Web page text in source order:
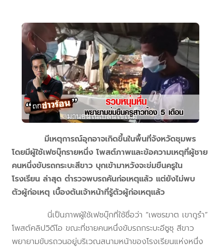
มีเหตุการณ์อุกอาจเกิดขึ้นในพื้นที่จังหวัดชุมพร
โดยมีผู้ใช้เฟซบุ๊กรายหนึ่ง โพสต์ภาพและข้อความเหตุที่ผู้ชาย
คนหนึ่งขับรถกระบะสีขาว บุกเข้ามาหวังจะข่มขืนครูใน
โรงเรียน ล่าสุด ตำรวจพบรถคันก่อเหตุแล้ว แต่ยังไม่พบ
ตัวผู้ก่อเหตุ เบื้องต้นเจ้าหน้าที่รู้ตัวผู้ก่อเหตุแล้ว
นี่เป็นภาพผู้ใช้เฟซบุ๊กที่ใช้ชื่อว่า “เพชรฆาต เขากูรำ”
โพสต์คลิปวิดีโอ ขณะที่ชายคนหนึ่งขับรถกระบะอีซูซุ สีขาว
พยายามขับรถวนอยู่บริเวณสนามหน้าของโรงเรียนแห่งหนึ่ง